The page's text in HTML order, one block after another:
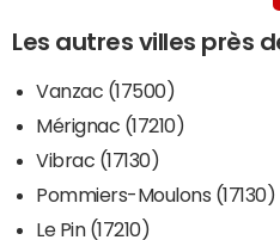
Les autres villes près
Vanzac (17500)
Mérignac (17210)
Vibrac (17130)
Pommiers-Moulons (17130)
Le Pin (17210)